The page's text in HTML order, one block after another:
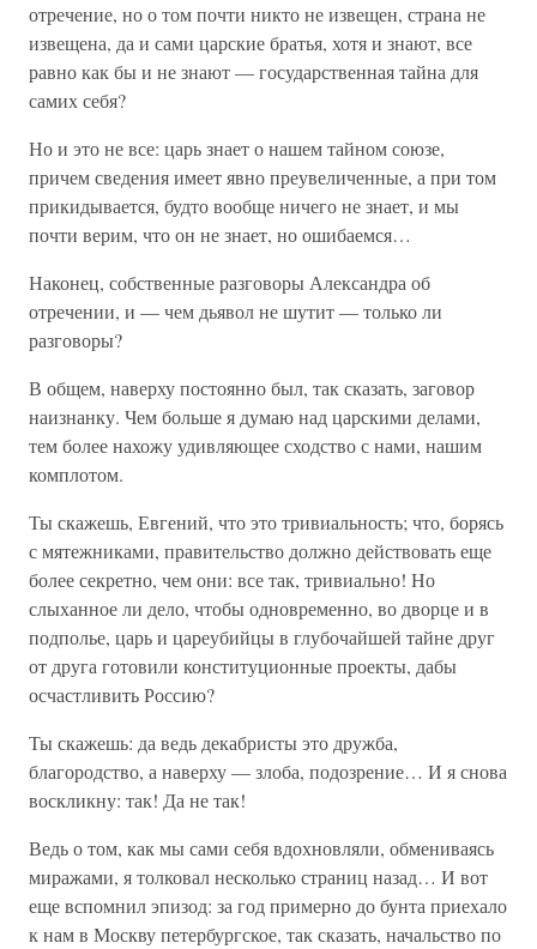
отречение, но о том почти никто не извещен, страна не
извещена, да и сами царские братья, хотя и знают, все
равно как бы и не знают — государственная тайна для
самих себя?
Но и это не все: царь знает о нашем тайном союзе,
причем сведения имеет явно преувеличенные, а при том
прикидывается, будто вообще ничего не знает, и мы
почти верим, что он не знает, но ошибаемся…
Наконец, собственные разговоры Александра об
отречении, и — чем дьявол не шутит — только ли
разговоры?
В общем, наверху постоянно был, так сказать, заговор
наизнанку. Чем больше я думаю над царскими делами,
тем более нахожу удивляющее сходство с нами, нашим
комплотом.
Ты скажешь, Евгений, что это тривиальность; что, борясь
с мятежниками, правительство должно действовать еще
более секретно, чем они: все так, тривиально! Но
слыханное ли дело, чтобы одновременно, во дворце и в
подполье, царь и цареубийцы в глубочайшей тайне друг
от друга готовили конституционные проекты, дабы
осчастливить Россию?
Ты скажешь: да ведь декабристы это дружба,
благородство, а наверху — злоба, подозрение… И я снова
воскликну: так! Да не так!
Ведь о том, как мы сами себя вдохновляли, обмениваясь
миражами, я толковал несколько страниц назад… И вот
еще вспомнил эпизод: за год примерно до бунта приехало
к нам в Москву петербургское, так сказать, начальство по